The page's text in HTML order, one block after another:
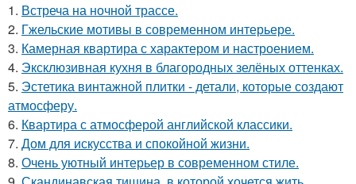
1. Встреча на ночной трассе.
2. Гжельские мотивы в современном интерьере.
3. Камерная квартира с характером и настроением.
4. Эксклюзивная кухня в благородных зелёных оттенках.
5. Эстетика винтажной плитки - детали, которые создают
атмосферу.
6. Квартира с атмосферой английской классики.
7. Дом для искусства и спокойной жизни.
8. Очень уютный интерьер в современном стиле.